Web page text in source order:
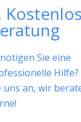
Sie eine
Hilfe?
uns an, wir